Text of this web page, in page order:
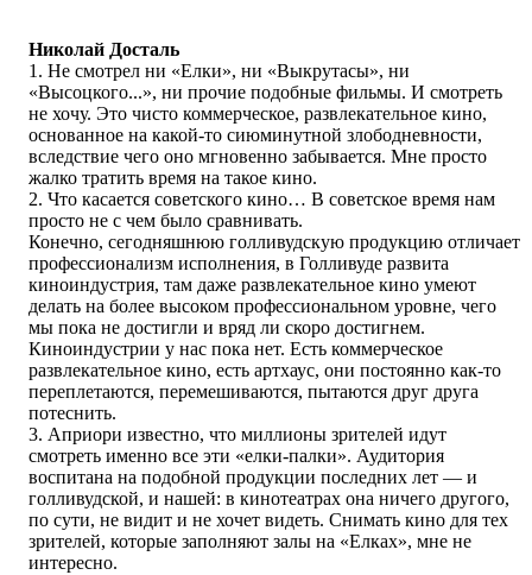
Николай Досталь
1. Не смотрел ни «Елки», ни «Выкрутасы», ни
«Высоцкого...», ни прочие подобные фильмы. И смотреть
не хочу. Это чисто коммерческое, развлекательное кино,
основанное на какой-то сиюминутной злободневности,
вследствие чего оно мгновенно забывается. Мне просто
жалко тратить время на такое кино.
2. Что касается советского кино… В советское время нам
просто не с чем было сравнивать.
Конечно, сегодняшнюю голливудскую продукцию отличает
профессионализм исполнения, в Голливуде развита
киноиндустрия, там даже развлекательное кино умеют
делать на более высоком профессиональном уровне, чего
мы пока не достигли и вряд ли скоро достигнем.
Киноиндустрии у нас пока нет. Есть коммерческое
развлекательное кино, есть артхаус, они постоянно как-то
переплетаются, перемешиваются, пытаются друг друга
потеснить.
3. Априори известно, что миллионы зрителей идут
смотреть именно все эти «елки-палки». Аудитория
воспитана на подобной продукции последних лет — и
голливудской, и нашей: в кинотеатрах она ничего другого,
по сути, не видит и не хочет видеть. Снимать кино для тех
зрителей, которые заполняют залы на «Елках», мне не
интересно.